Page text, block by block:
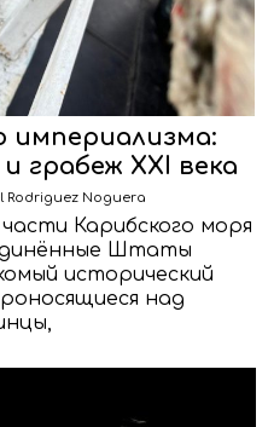
империализма:
грабеж XXI века
Rodriguez Noguera
Карибского моря
Штаты
исторический
над